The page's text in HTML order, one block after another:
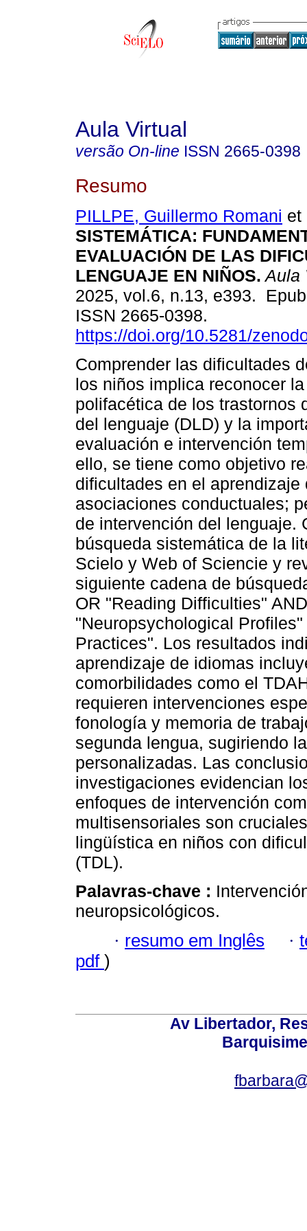
Aula Virtual
versão On-line ISSN 2665-0398
Resumo
PILLPE, Guillermo Romani et
SISTEMÁTICA:
EVALUACIÓN DE LAS
LENGUAJE EN NIÑOS. Aula
2025, vol.6, n.13, e393.
ISSN 2665-0398.
https://doi.org/10.5281/
Comprender las dificultades
los niños implica reconocer
polifacética de los trastornos
del lenguaje (DLD) y la
evaluación e intervención
ello, se tiene como objetivo
dificultades en el
asociaciones conductuales;
de intervención del lenguaje.
búsqueda sistemática de la
Scielo y Web of Sciencie y
siguiente cadena de
OR "Reading Difficulties"
"Neuropsychological
Practices". Los resultados
aprendizaje de idiomas
comorbilidades como el
requieren intervenciones
fonología y memoria de
segunda lengua, sugiriendo
personalizadas. Las
investigaciones evidencian
enfoques de intervención
multisensoriales son
lingüística en niños con
(TDL).
Palavras-chave :
neuropsicológicos.
· resumo em Inglês ·
pdf )
Av Libertador,